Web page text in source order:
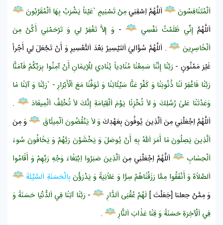
اَلْمُتَنٰافِسُونَ
اَللَّهُمَّ اِسْقِنِيمِنْ تَسْنِيمٍ `عَيْناً يَشْرَبُ بِهَا اَلْمُقَرَّبُونَ
اَللَّهُمَّإِنِّي ظَلَمْتُ نَفْسِي -وَ إِلاّٰ تَغْفِرْ لِي وَ تَرْحَمْنِي أَكُنْ مِنَ
اَلْخٰاسِرِينَ
. اَللَّهُمَّ سُؤَالِيَ اَلتَيْسِيرُ بَعْدَ اَلتَّعْسِيرِ وَ أَنْ تَجْعَلَ لِي أَجْراً
غَيْرَ مَمْنُونٍ - رَبَّنٰا إِنَّنٰا سَمِعْنٰا مُنٰادِياً يُنٰادِي لِلْإِيمٰانِ أَنْ آمِنُوا بِرَبِّكُمْ فَآمَنّٰا
رَبَّنٰا فَاغْفِرْ لَنٰا ذُنُوبَنٰا وَ كَفِّرْ عَنّٰا سَيِّئٰاتِنٰا وَ تَوَفَّنٰا مَعَ اَلْأَبْرٰارِ - `رَبَّنٰا وَ آتِنٰا مٰا
وَعَدْتَنٰا عَلىٰ رُسُلِكَ وَ لاٰ تُخْزِنٰا يَوْمَ اَلْقِيٰامَةِ إِنَّكَ لاٰ تُخْلِفُ اَلْمِيعٰادَ
.
اَللَّهُمَّ اِجْعَلْنِي مِنَ اَلَّذِينَ يُوفُونَ بِعَهْدِكَوَ لاٰ يَنْقُضُونَ اَلْمِيثٰاقَ
وَ مِنَ
اَلَّذِينَ يَصِلُونَ مٰا أَمَرَ اَللّٰهُ بِهِ أَنْ يُوصَلَ وَ يَخْشَوْنَ رَبَّهُمْ وَ يَخٰافُونَ سُوءَ
اَلْحِسٰابِ
اَللَّهُمَّ اِجْعَلْنِي مِنَ اَلَّذِينَ صَبَرُوا اِبْتِغٰاءَ وَجْهِ رَبِّهِمْ وَ أَقٰامُوا
اَلصَّلاٰةَ وَ أَنْفَقُوا مِمّٰا رَزَقْنٰاهُمْ سِرًّا وَ عَلاٰنِيَةً وَ يَدْرَؤُنَ بِالْحَسَنَةِ اَلسَّيِّئَةَ
وَ مِمَّنْ جعلنا [جَعَلْتَ ] لَهُمْ عُقْبَى اَلدّٰارِ - رَبَّنٰا آتِنٰا فِي اَلدُّنْيٰا حَسَنَةً وَ
فِي اَلْآخِرَةِ حَسَنَةً وَ قِنٰا عَذٰابَ اَلنّٰارِ .